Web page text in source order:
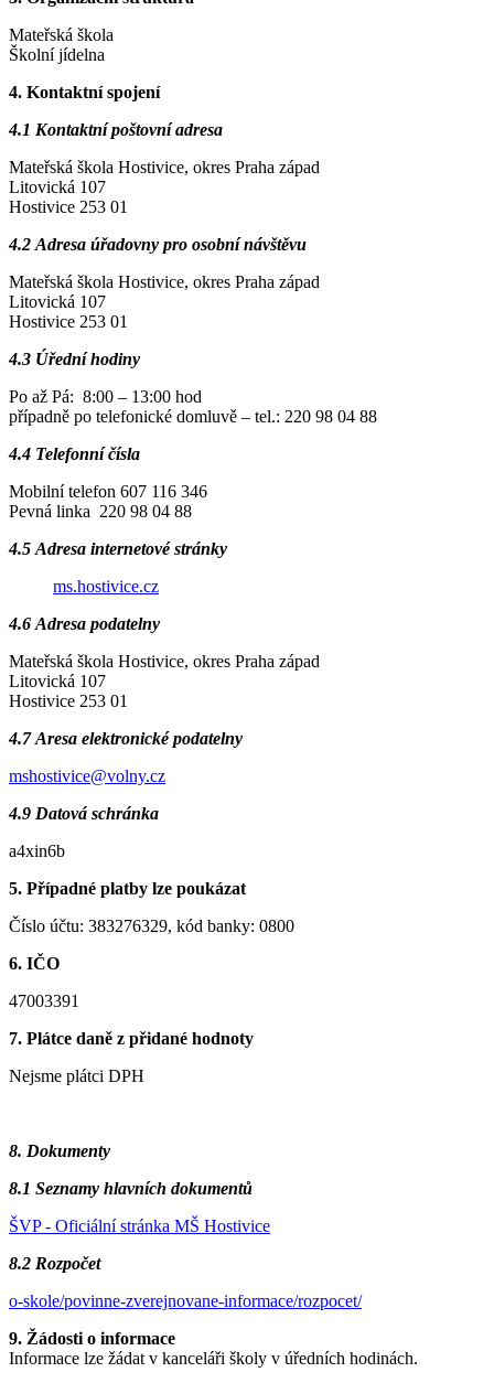
Mateřská škola
Školní jídelna
4. Kontaktní spojení
4.1 Kontaktní poštovní adresa
Mateřská škola Hostivice, okres Praha západ
Litovická 107
Hostivice 253 01
4.2 Adresa úřadovny pro osobní návštěvu
Mateřská škola Hostivice, okres Praha západ
Litovická 107
Hostivice 253 01
4.3 Úřední hodiny
Po až Pá: 8:00 – 13:00 hod
případně po telefonické domluvě – tel.: 220 98 04 88
4.4 Telefonní čísla
Mobilní telefon 607 116 346
Pevná linka 220 98 04 88
4.5 Adresa internetové stránky
ms.hostivice.cz
4.6 Adresa podatelny
Mateřská škola Hostivice, okres Praha západ
Litovická 107
Hostivice 253 01
4.7 Aresa elektronické podatelny
mshostivice@volny.cz
4.9 Datová schránka
a4xin6b
5. Případné platby lze poukázat
Číslo účtu: 383276329, kód banky: 0800
6. IČO
47003391
7. Plátce daně z přidané hodnoty
Nejsme plátci DPH
8. Dokumenty
8.1 Seznamy hlavních dokumentů
ŠVP - Oficiální stránka MŠ Hostivice
8.2 Rozpočet
o-skole/povinne-zverejnovane-informace/rozpocet/
9. Žádosti o informace
Informace lze žádat v kanceláři školy v úředních hodinách.